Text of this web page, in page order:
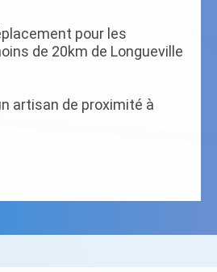
pour les
de 20km de Longueville
artisan de proximité à